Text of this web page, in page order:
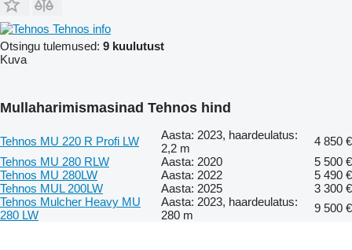
Tehnos info
Otsingu tulemused: 9 kuulutust
Kuva
Mullaharimismasinad Tehnos hind
Tehnos MU 220 R Profi LW
Aasta: 2023, haardeulatus:
2,2 m
4 850 €
Tehnos MU 280 RLW
Aasta: 2020
5 500 €
Tehnos MU 280LW
Aasta: 2022
5 490 €
Tehnos MUL 200LW
Aasta: 2025
3 300 €
Tehnos Mulcher Heavy MU
280 LW
Aasta: 2023, haardeulatus:
280 m
9 500 €